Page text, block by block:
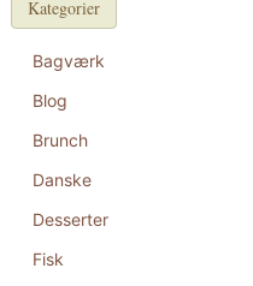
Kategorier
Bagværk
Blog
Brunch
Danske
Desserter
Fisk